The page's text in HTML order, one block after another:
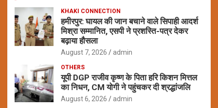
KHAKI CONNECTION
हमीरपुर: घायल की जान बचाने वाले सिपाही आदर्श
मिश्रा सम्मानित, एसपी ने प्रशस्ति-पत्र देकर
बढ़ाया हौसला
August 7, 2026 admin
OTHERS
यूपी DGP राजीव कृष्ण के पिता हरि किशन मित्तल
का निधन, CM योगी ने पहुंचकर दी श्रद्धांजलि
August 6, 2026 admin